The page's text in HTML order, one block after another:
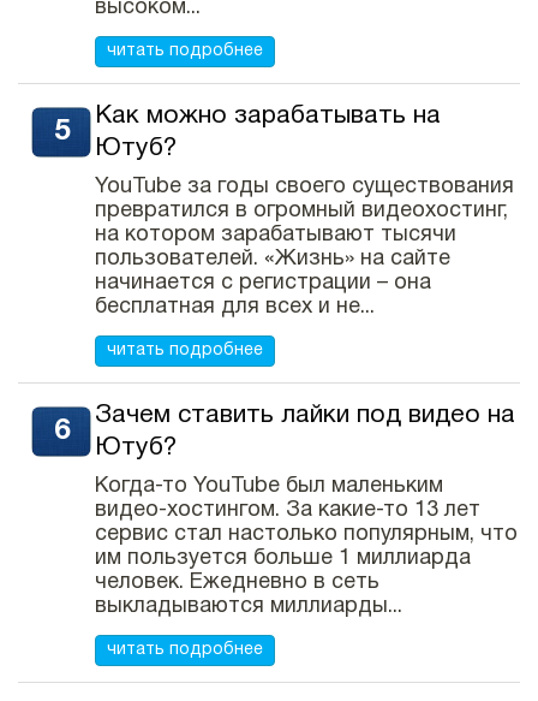
высоком...
читать подробнее
Как можно зарабатывать на
Ютуб?
YouTube за годы своего существования
превратился в огромный видеохостинг,
на котором зарабатывают тысячи
пользователей. «Жизнь» на сайте
начинается с регистрации – она
бесплатная для всех и не...
читать подробнее
Зачем ставить лайки под видео на
Ютуб?
Когда-то YouTube был маленьким
видео-хостингом. За какие-то 13 лет
сервис стал настолько популярным, что
им пользуется больше 1 миллиарда
человек. Ежедневно в сеть
выкладываются миллиарды...
читать подробнее